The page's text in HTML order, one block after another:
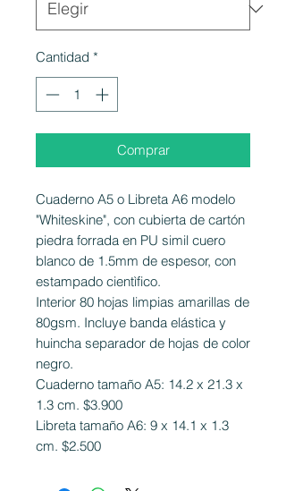
Cantidad *
Comprar
Cuaderno A5 o Libreta A6 modelo
"Whiteskine", con cubierta de cartón
piedra forrada en PU simil cuero
blanco de 1.5mm de espesor, con
estampado cientìfico.
Interior 80 hojas limpias amarillas de
80gsm. Incluye banda elástica y
huincha separador de hojas de color
negro.
Cuaderno tamaño A5: 14.2 x 21.3 x
1.3 cm. $3.900
Libreta tamaño A6: 9 x 14.1 x 1.3
cm. $2.500